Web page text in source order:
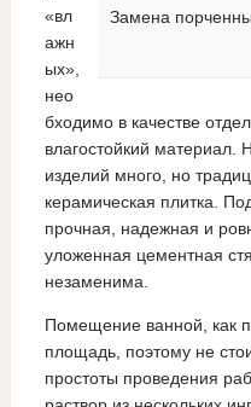
Замена
«вл
ажн
ых»,
нео
бходимо в качестве
влагостойкий материал.
изделий много, но
керамическая плитка.
прочная, надежная и
уложенная цементная
незаменима.
Помещение ванной, как
площадь, поэтому не
простоты проведения